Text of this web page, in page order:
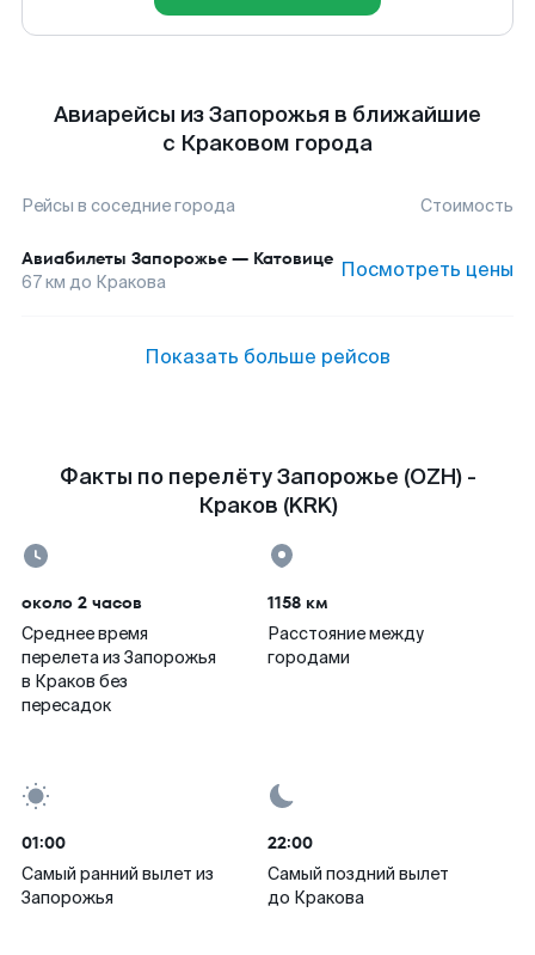
Авиарейсы из Запорожья в ближайшие
с Краковом города
Рейсы в соседние города Стоимость
Авиабилеты Запорожье — Катовице
67км до Кракова Посмотреть цены
Показать больше рейсов
Факты по перелёту Запорожье (OZH) -
Краков (KRK)
около 2 часов
Среднее время
перелета из Запорожья
в Краков без
пересадок
1158 км
Расстояние между
городами
01:00
Самый ранний вылет из
Запорожья
22:00
Самый поздний вылет
до Кракова